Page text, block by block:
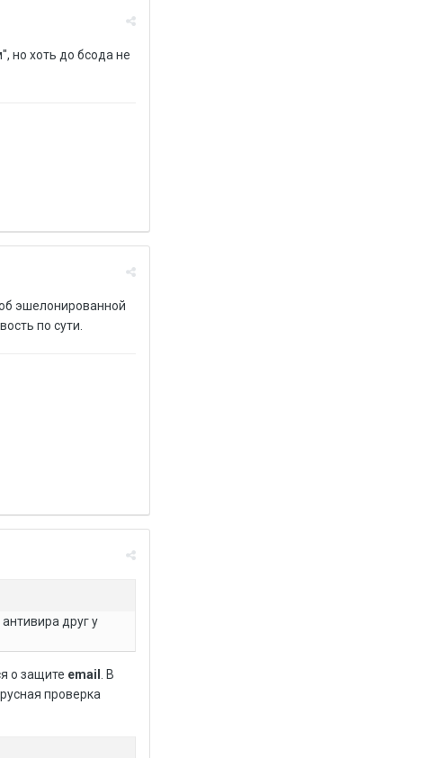
но хоть до бсода не
эшелонированной
по сути.
друг у
о защите email
. В
проверка